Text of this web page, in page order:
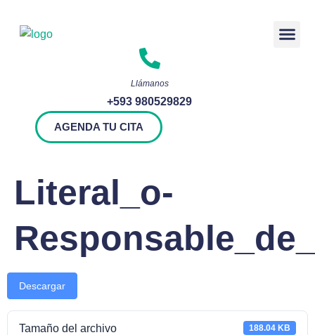
Llámanos
+593 980529829
AGENDA TU CITA
Literal_o-
Descargar
Tamaño del archivo 188.04 KB